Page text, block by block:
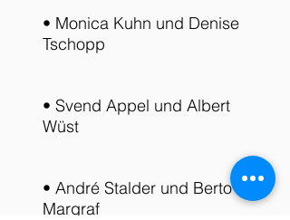
• Monica Kuhn und Denise
Tschopp
• Svend Appel und Albert
Wüst
• André Stalder und Berto
Margraf